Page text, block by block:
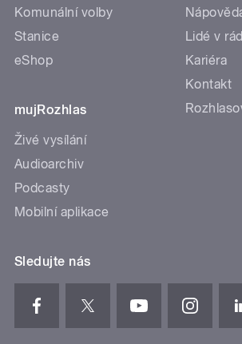
Komunální volby
Stanice
eShop
mujRozhlas
Živé vysílání
Audioarchiv
Podcasty
Mobilní aplikace
Lidé v
Kariéra
Kontakt
Sledujte nás